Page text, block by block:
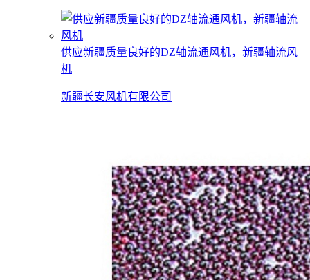
供应新疆质量良好的DZ轴流通风机，新疆轴流风
机
新疆长安风机有限公司